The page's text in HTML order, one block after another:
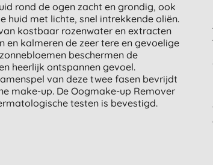
rond de ogen zacht en grondig, ook
met lichte, snel intrekkende oliën.
kostbaar rozenwater en extracten
kalmeren de zeer tere en gevoelige
beschermen de
heerlijk ontspannen gevoel.
van deze twee fasen bevrijdt
make-up. De Oogmake-up Remover
testen is bevestigd.